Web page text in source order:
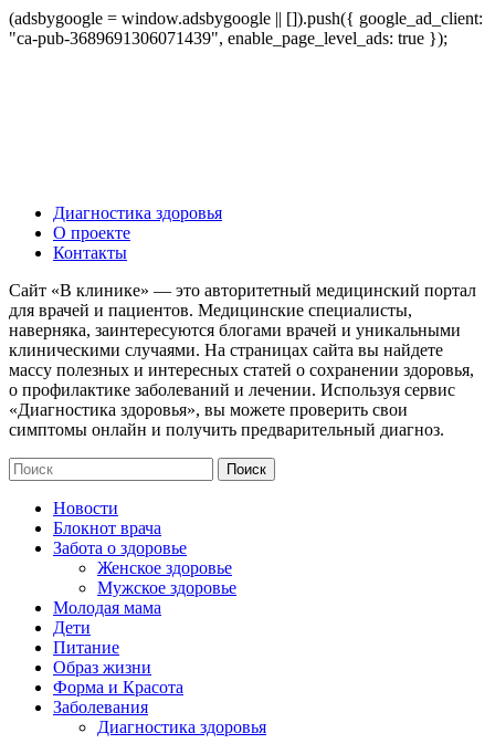
(adsbygoogle = window.adsbygoogle || []).push({ google_ad_client:
"ca-pub-3689691306071439", enable_page_level_ads: true });
Диагностика здоровья
О проекте
Контакты
Сайт «В клинике» — это авторитетный медицинский портал
для врачей и пациентов. Медицинские специалисты,
наверняка, заинтересуются блогами врачей и уникальными
клиническими случаями. На страницах сайта вы найдете
массу полезных и интересных статей о сохранении здоровья,
о профилактике заболеваний и лечении. Используя сервис
«Диагностика здоровья», вы можете проверить свои
симптомы онлайн и получить предварительный диагноз.
Новости
Блокнот врача
Забота о здоровье
Женское здоровье
Мужское здоровье
Молодая мама
Дети
Питание
Образ жизни
Форма и Красота
Заболевания
Диагностика здоровья